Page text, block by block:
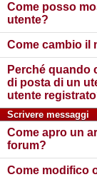
Come posso
utente?
Come cambio il
Perché quando
di posta di un
utente
Scrivere messaggi
Come apro un
forum?
Come modifico